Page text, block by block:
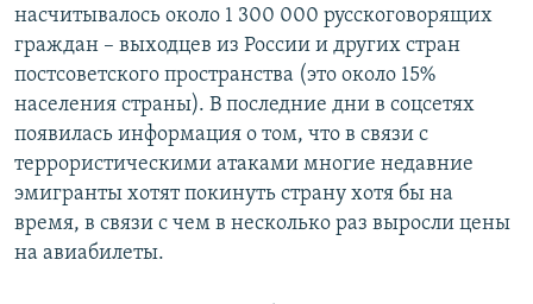
насчитывалось около 1 300 000 русскоговорящих
граждан – выходцев из России и других стран
постсоветского пространства (это около 15%
населения страны). В последние дни в соцсетях
появилась информация о том, что в связи с
террористическими атаками многие недавние
эмигранты хотят покинуть страну хотя бы на
время, в связи с чем в несколько раз выросли цены
на авиабилеты.